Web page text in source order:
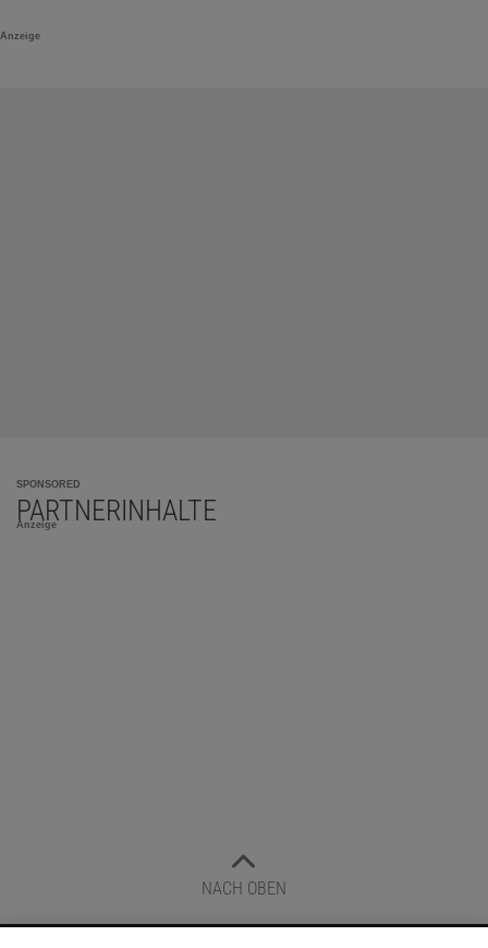
Anzeige
SPONSORED
PARTNERINHALTE
Anzeige
NACH OBEN